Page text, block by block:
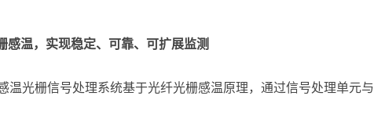
感温，实现稳定、可靠、可扩展监测
温光栅信号处理系统基于光纤光栅感温原理，通过信号处理单元